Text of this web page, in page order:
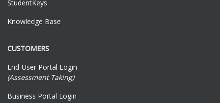
StudentKeys
Knowledge Base
CUSTOMERS
End-User Portal Login
(Assessment Taking)
Business Portal Login